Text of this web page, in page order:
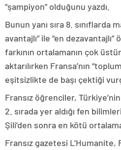
“şampiyon” olduğunu yazdı.
Bunun yanı sıra 8. sınıflarda
avantajlı” ile “en
farkının ortalamanın çok
aktarılırken Fransa’nın
eşitsizlikte de başı çektiği
Fransız öğrenciler,
2. sırada yer aldığı fen
Şili’den sonra en kötü
Fransız gazetesi L’Humanite,